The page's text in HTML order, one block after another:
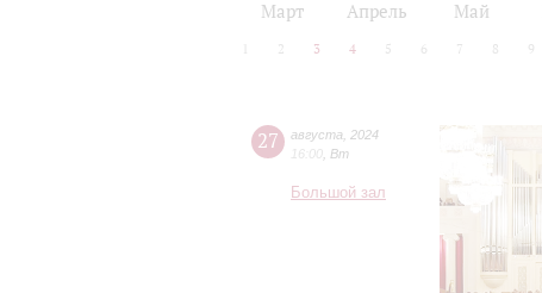
Март Апрель Май
2 3 4 5 6 7 8 9
27 августа
2024
16:00 Вт
Большой зал